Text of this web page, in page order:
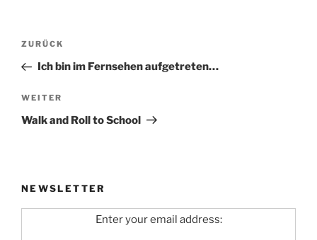
Beitragsnavigation
Vorheriger
Beitrag
ZURÜCK
Ich bin im Fernsehen aufgetreten…
Nächster
Beitrag
WEITER
Walk and Roll to School
NEWSLETTER
Enter your email address: